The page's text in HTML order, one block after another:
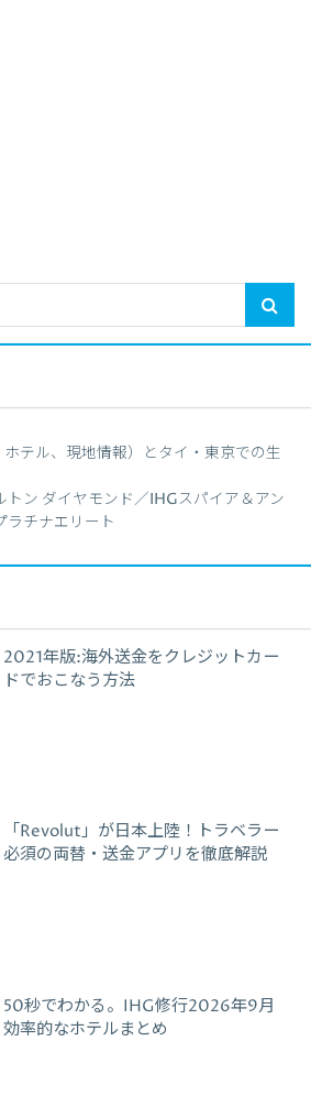
テル、現地情報）とタイ・東京での生
ン ダイヤモンド／IHGスパイア＆アン
ラチナエリート
2021年版:海外送金をクレジットカー
ドでおこなう方法
「Revolut」が日本上陸！トラベラー
必須の両替・送金アプリを徹底解説
50秒でわかる。IHG修行2026年9月
効率的なホテルまとめ